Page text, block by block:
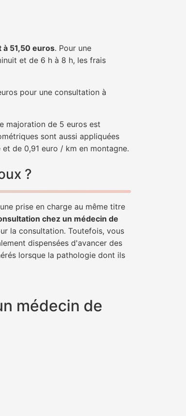
51,50 euros. Pour une
et de 6 h à 8 h, les frais
pour une consultation à
majoration de 5 euros est
sont aussi appliquées
de 0,91 euro / km en montagne.
?
prise en charge au même titre
chez un médecin de
la consultation. Toutefois, vous
dispensées d'avancer des
lorsque la pathologie dont ils
médecin de